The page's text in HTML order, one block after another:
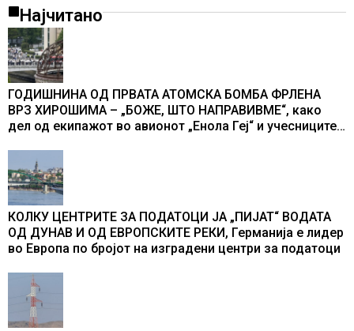
Најчитано
ГОДИШНИНА ОД ПРВАТА АТОМСКА БОМБА ФРЛЕНА
ВРЗ ХИРОШИМА – „БОЖЕ, ШТО НАПРАВИВМЕ“, како
дел од екипажот во авионот „Енола Геј“ и учесниците
промени текот на историјата
КОЛКУ ЦЕНТРИТЕ ЗА ПОДАТОЦИ ЈА „ПИЈАТ“ ВОДАТА
ОД ДУНАВ И ОД ЕВРОПСКИТЕ РЕКИ, Германија е лидер
во Европа по бројот на изградени центри за податоци